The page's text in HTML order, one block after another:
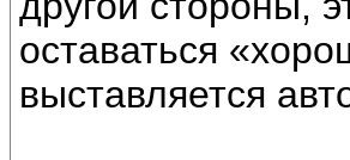
оставаться
выставляется